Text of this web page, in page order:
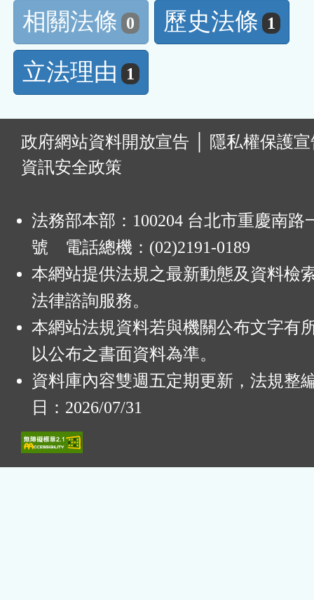
相關法條 0 歷史法條 1
立法理由 1
政府網站資料開放宣告
隱私權保護
資訊安全政策
法務部本部：100204 台北市重慶南路
號 電話總機：(02)2191-0189
本網站提供法規之最新動態及資料檢
法律諮詢服務。
本網站法規資料若與機關公布文字有
以公布之書面資料為準。
資料庫內容雙週五定期更新，法規整
日：2026/07/31